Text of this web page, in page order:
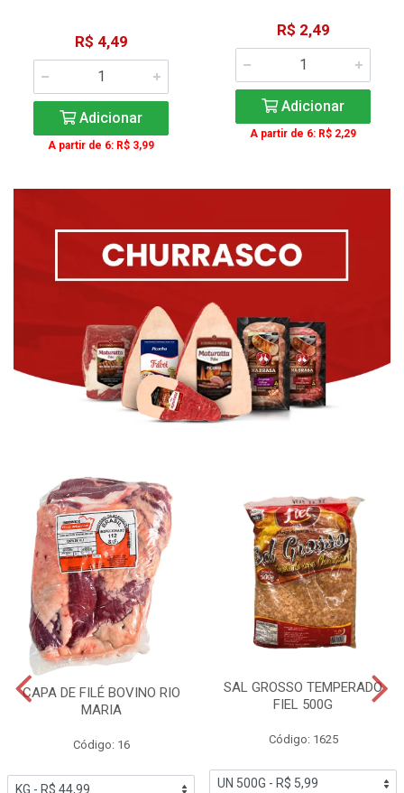
R$ 4,49
Adicionar
A partir de 6: R$ 3,99
R$ 2,49
Adicionar
A partir de 6: R$ 2,29
CAPA DE FILÉ BOVINO RIO
MARIA
Código: 16
SAL GROSSO TEMPERADO
FIEL 500G
Código: 1625